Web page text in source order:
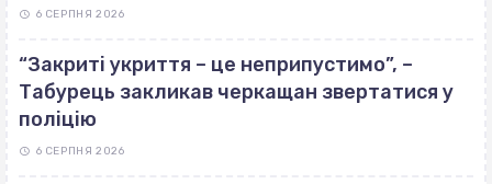
6 СЕРПНЯ 2026
“Закриті укриття – це неприпустимо”, –
Табурець закликав черкащан звертатися у
поліцію
6 СЕРПНЯ 2026